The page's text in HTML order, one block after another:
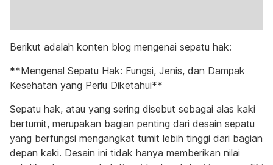
Berikut adalah konten blog mengenai sepatu hak:
**Mengenal Sepatu Hak: Fungsi, Jenis, dan Dampak
Kesehatan yang Perlu Diketahui**
Sepatu hak, atau yang sering disebut sebagai alas kaki
bertumit, merupakan bagian penting dari desain sepatu
yang berfungsi mengangkat tumit lebih tinggi dari bagian
depan kaki. Desain ini tidak hanya memberikan nilai